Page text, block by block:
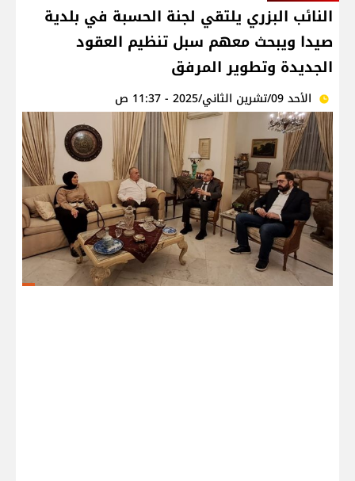
النائب البزري يلتقي لجنة الحسبة في بلدية
صيدا ويبحث معهم سبل تنظيم العقود
الجديدة وتطوير المرفق
الأحد 09/تشرين الثاني/2025 - 11:37 ص